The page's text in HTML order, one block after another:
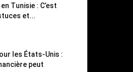
Tunisie : C’est
et...
les États-Unis :
peut